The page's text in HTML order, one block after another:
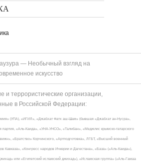
— Необычный взгляд на
искусство
и террористические организации,
в Российской Федерации:
(УПА), «ИГИЛ», «Джабхат Фатх аш-Шам» (бывшая «Джабхат ан-Нусра»,
«Аль-Каида», «УНА-УНСО», «Талибан», «Меджлис крымско-татарского
«Братство» Корчинского, «Артподготовка», ЛГБТ, «Высший военный
«Конгресс народов Ичкерии и Дагестана», «База» («Аль-Каида»),
или «Египетский исламский джихад»), «Исламская группа» («Аль-Гамаа